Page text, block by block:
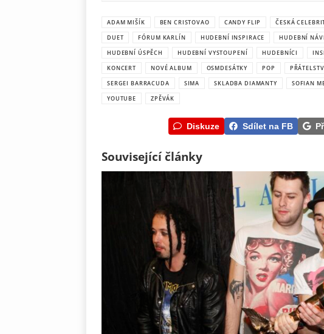
ADAM MIŠÍK BEN CRISTOVAO CANDY FLIP ČESKÁ
DUET
FÓRUM KARLÍN HUDEBNÍ INSPIRACE HUDEBNÍ
HUDEBNÍ ÚSPĚCH
HUDEBNÍ VYSTOUPENÍ HUDEBNÍCI
KONCERT
NOVÉ ALBUM OSMDESÁTKY POP
SERGEI BARRACUDA
SIMA SKLADBA DIAMANTY SOFIAN
YOUTUBE
ZPĚVÁK
Diskuze Sdílet na FB
Související články